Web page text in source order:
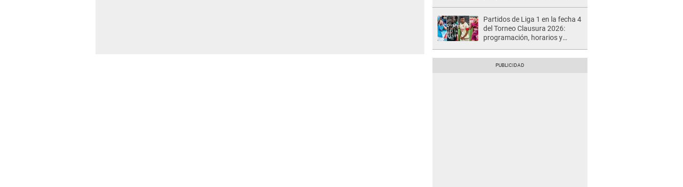
Partidos de Liga 1 en la fecha 4
del Torneo Clausura 2026:
programación, horarios y